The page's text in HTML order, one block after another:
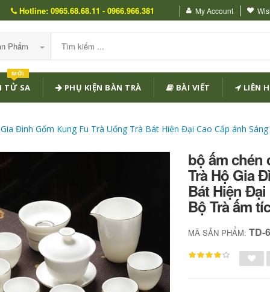
Hotline: 0965.68.68.11 - 0966.966.381 My Account
Phẩm
TỬ SA
MỚI
PHỤ KIỆN BÀN TRÀ BÀI VIẾT LIÊN
Đình Gốm Kung Fu Trà Uống Trà Bát Hiện Đại Cao Cấp ánh
bộ ấm chén
Trà Hộ Gia
Bát Hiện
Bộ Trà ấm
MÃ SẢN PHẨM:TD-